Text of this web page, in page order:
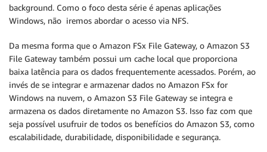
background. Como o foco desta série é apenas aplicações
Windows, não iremos abordar o acesso via NFS.
Da mesma forma que o Amazon FSx File Gateway, o Amazon S3
File Gateway também possui um cache local que proporciona
baixa latência para os dados frequentemente acessados. Porém, ao
invés de se integrar e armazenar dados no Amazon FSx for
Windows na nuvem, o Amazon S3 File Gateway se integra e
armazena os dados diretamente no Amazon S3. Isso faz com que
seja possível usufruir de todos os benefícios do Amazon S3, como
escalabilidade, durabilidade, disponibilidade e segurança.